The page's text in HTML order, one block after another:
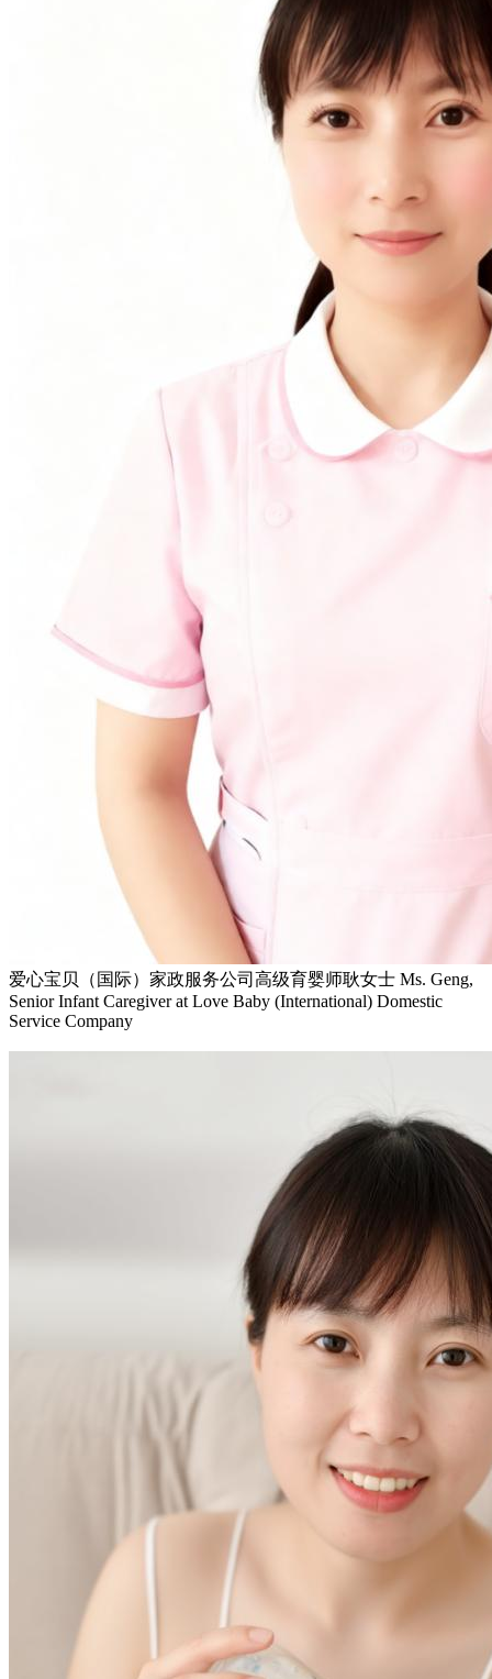
爱心宝贝（国际）家政服务公司高级育婴师耿女士 Ms. Geng,
Senior Infant Caregiver at Love Baby (International) Domestic
Service Company